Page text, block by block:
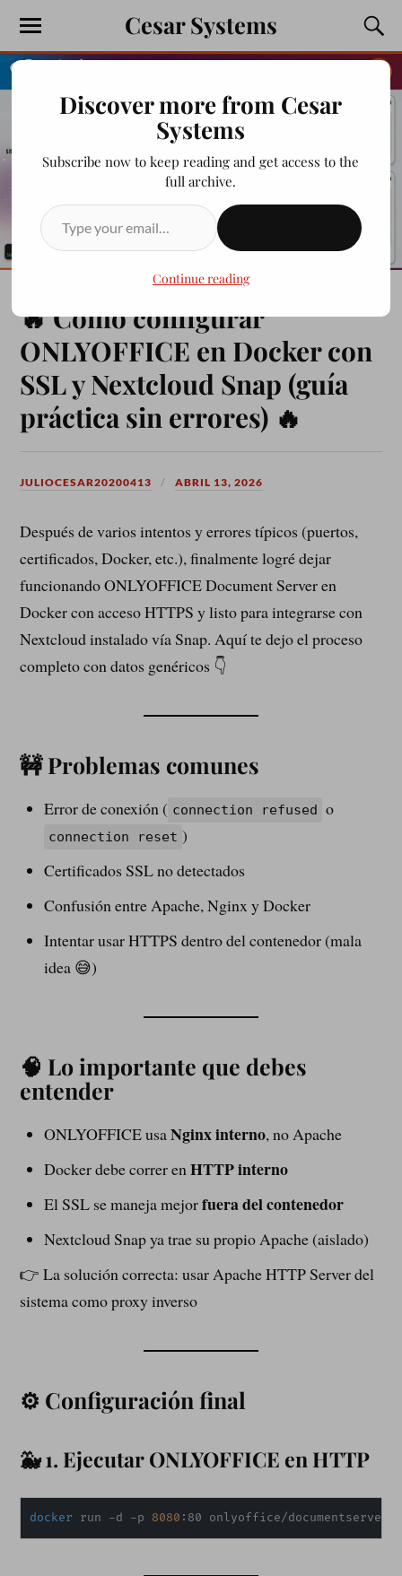
Cesar Systems
🔥 Cómo configurar
ONLYOFFICE en Docker con
SSL y Nextcloud Snap (guía
práctica sin errores) 🔥
JULIOCESAR20200413 ABRIL 13, 2026
Después de varios intentos y errores típicos (puertos,
certificados, Docker, etc.), finalmente logré dejar
funcionando ONLYOFFICE Document Server en
Docker con acceso HTTPS y listo para integrarse con
Nextcloud instalado vía Snap. Aquí te dejo el proceso
completo con datos genéricos 👇
🚧 Problemas comunes
Error de conexión ( connection refused o
connection reset )
Certificados SSL no detectados
Confusión entre Apache, Nginx y Docker
Intentar usar HTTPS dentro del contenedor (mala
idea 😅)
🧠 Lo importante que debes
entender
ONLYOFFICE usaNginx interno, no Apache
Docker debe correr enHTTP interno
El SSL se maneja mejorfuera del contenedor
Nextcloud Snap ya trae su propio Apache (aislado)
👉 La solución correcta: usar Apache HTTP Server del
sistema como proxy inverso
⚙️ Configuración final
🐳 1. Ejecutar ONLYOFFICE en HTTP
docker run -d -p 8080 :80 onlyoffice/documentserver
Discover more from Cesar
Systems
Subscribe now to keep reading and get access to the
full archive.
Continue reading